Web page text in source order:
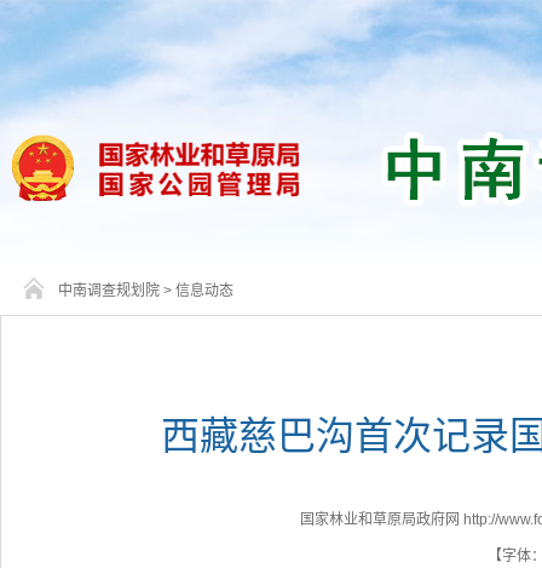
中南调查规划院 > 信息动态
西藏慈巴沟首次记录
国家林业和草原局政府网 http://
【字体